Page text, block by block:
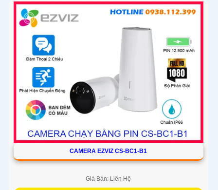
CAMERA EZVIZ CS-BC1-B1
Giá Bán: Liên Hệ